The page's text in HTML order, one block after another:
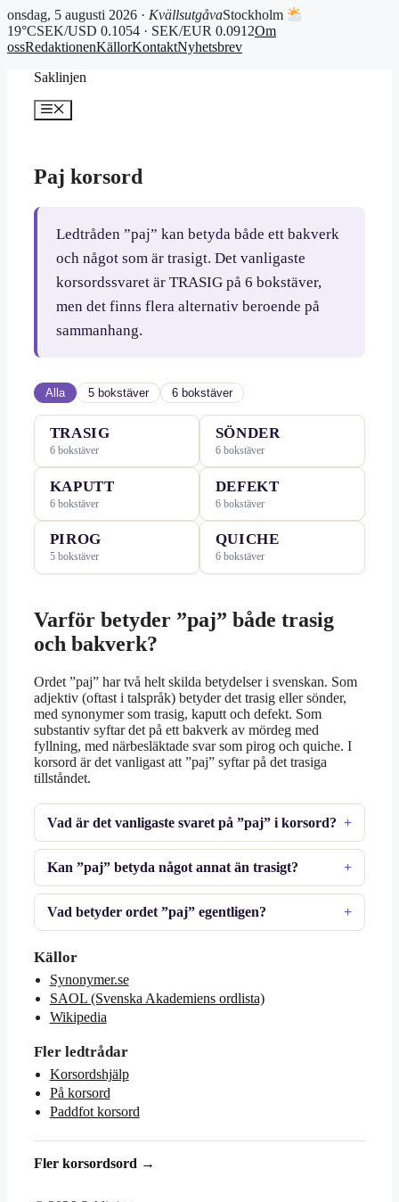
onsdag, 5 augusti 2026 · KvällsutgåvaStockholm
19°CSEK/USD 0.1054 · SEK/EUR 0.0912Om
ossRedaktionenKällorKontaktNyhetsbrev
Saklinjen
Meny
Paj korsord
Ledtråden ”paj” kan betyda både ett bakverk
och något som är trasigt. Det vanligaste
korsordssvaret är TRASIG på 6 bokstäver,
men det finns flera alternativ beroende på
sammanhang.
Alla 5 bokstäver 6 bokstäver
TRASIG
6 bokstäver
SÖNDER
6 bokstäver
KAPUTT
6 bokstäver
DEFEKT
6 bokstäver
PIROG
5 bokstäver
QUICHE
6 bokstäver
Varför betyder ”paj” både trasig
och bakverk?
Ordet ”paj” har två helt skilda betydelser i svenskan. Som
adjektiv (oftast i talspråk) betyder det trasig eller sönder,
med synonymer som trasig, kaputt och defekt. Som
substantiv syftar det på ett bakverk av mördeg med
fyllning, med närbesläktade svar som pirog och quiche. I
korsord är det vanligast att ”paj” syftar på det trasiga
tillståndet.
Vad är det vanligaste svaret på ”paj” i korsord?
Kan ”paj” betyda något annat än trasigt?
Vad betyder ordet ”paj” egentligen?
Källor
Synonymer.se
SAOL (Svenska Akademiens ordlista)
Wikipedia
Fler ledtrådar
Korsordshjälp
På korsord
Paddfot korsord
Fler korsordsord →